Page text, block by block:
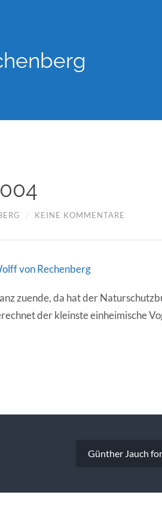
/ KEINE KOMMENTARE
von Rechenberg
zuende, da hat der
der kleinste einheimische
Günther Jauch